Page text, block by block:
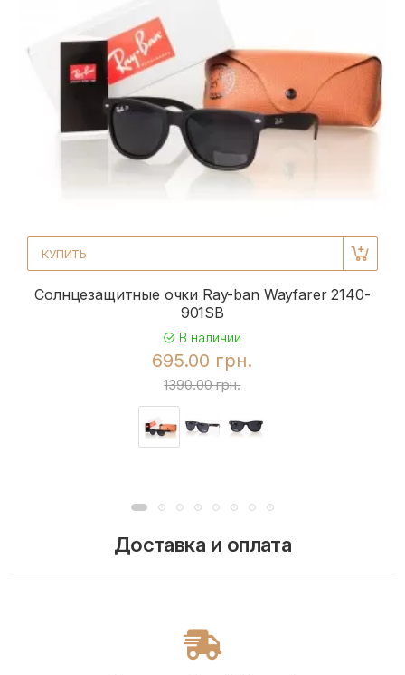
КУПИТЬ
Солнцезащитные очки Ray-ban Wayfarer 2140-
901SB
В наличии
695.00 грн.
1390.00 грн.
Доставка и оплата